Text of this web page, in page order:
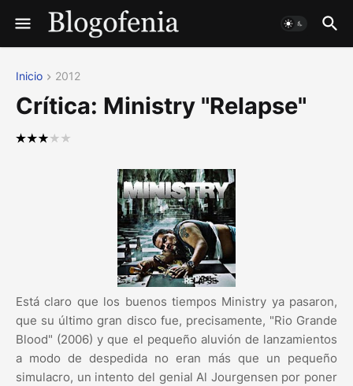
Inicio 2012
Crítica: Ministry "Relapse"
Está claro que los buenos tiempos Ministry ya pasaron,
que su último gran disco fue, precisamente, "Rio Grande
Blood" (2006) y que el pequeño aluvión de lanzamientos
a modo de despedida no eran más que un pequeño
simulacro, un intento del genial Al Jourgensen por poner